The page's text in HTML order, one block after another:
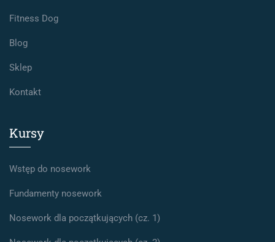
Fitness Dog
Blog
Sklep
Kontakt
Kursy
Wstęp do nosework
Fundamenty nosework
Nosework dla początkujących (cz. 1)